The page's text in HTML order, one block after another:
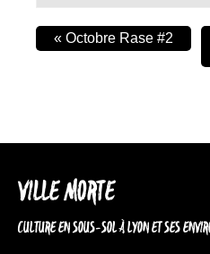
« Octobre Rase #2
VILLE MORTE
CULTURE EN SOUS-SOL À LYON ET SES